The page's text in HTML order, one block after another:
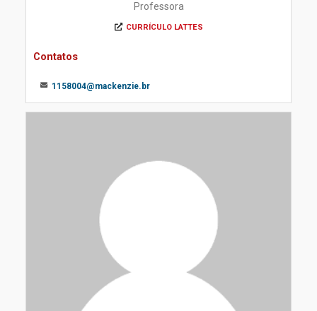
Professora
CURRÍCULO LATTES
Contatos
1158004@mackenzie.br